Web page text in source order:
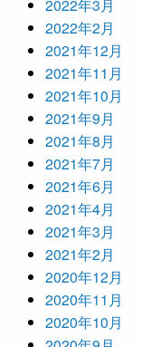
2022年3月
2022年2月
2021年12月
2021年11月
2021年10月
2021年9月
2021年8月
2021年7月
2021年6月
2021年4月
2021年3月
2021年2月
2020年12月
2020年11月
2020年10月